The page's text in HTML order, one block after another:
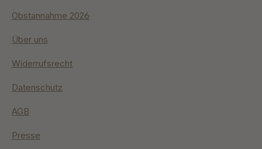
Obstannahme 2026
Über uns
Widerrufsrecht
Datenschutz
AGB
Presse